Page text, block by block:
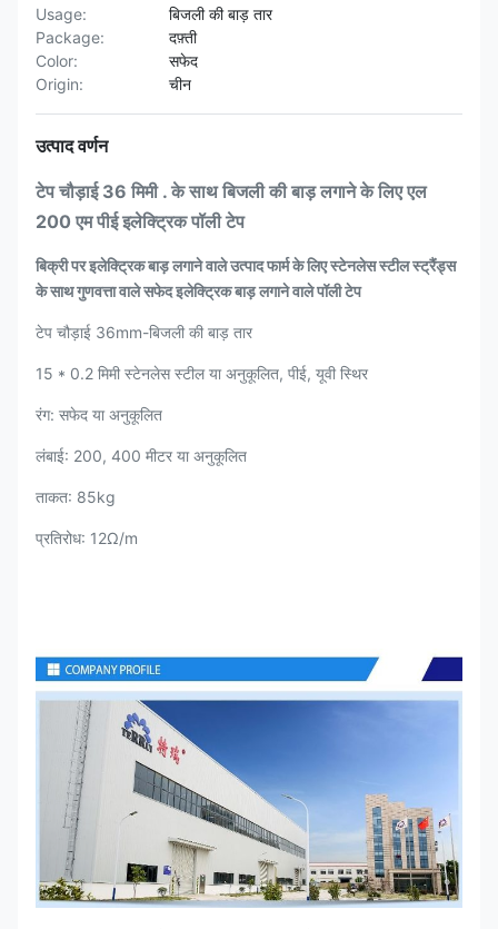
Usage:
बिजली की बाड़ तार
Package:
दफ़्ती
Color:
सफेद
Origin:
चीन
उत्पाद वर्णन
टेप चौड़ाई 36 मिमी . के साथ बिजली की बाड़ लगाने के लिए एल
200 एम पीई इलेक्ट्रिक पॉली टेप
बिक्री पर इलेक्ट्रिक बाड़ लगाने वाले उत्पाद फार्म के लिए स्टेनलेस स्टील स्ट्रैंड्स
के साथ गुणवत्ता वाले सफेद इलेक्ट्रिक बाड़ लगाने वाले पॉली टेप
टेप चौड़ाई 36mm-बिजली की बाड़ तार
15 * 0.2 मिमी स्टेनलेस स्टील या अनुकूलित, पीई, यूवी स्थिर
रंग: सफेद या अनुकूलित
लंबाई: 200, 400 मीटर या अनुकूलित
ताकत: 85kg
प्रतिरोध: 12Ω/m